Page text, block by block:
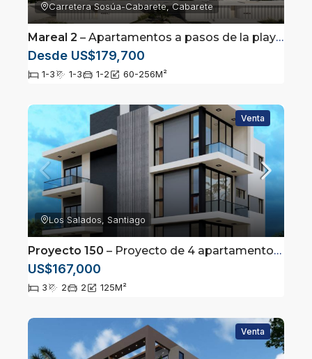
Carretera Sosúa-Cabarete, Cabarete
Mareal 2 – Apartamentos a pasos de la playa ubicados en Cabarete, Puerto Plata
Desde US$179,700
1-3 1-3 1-2 60-256M²
Venta
Los Salados, Santiago
Proyecto 150 – Proyecto de 4 apartamentos en Los Salados, Santiago
US$167,000
3 2 2 125M²
Venta